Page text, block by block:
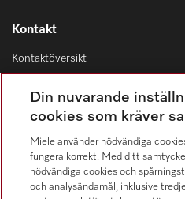
Kontakt
Kontaktöversikt
08-562 29 800
Hitta återförsäljare
Din nuvarande
cookies som kräver
Miele använder nödvändiga
fungera korrekt. Med ditt
nödvändiga cookies och
och analysändamål, inklusive